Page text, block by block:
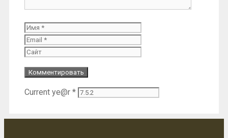
Имя
Current ye@r *